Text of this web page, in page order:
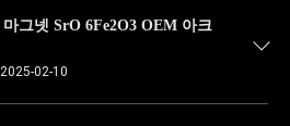
그넷 SrO 6Fe2O3 OEM 아크
2025-02-10